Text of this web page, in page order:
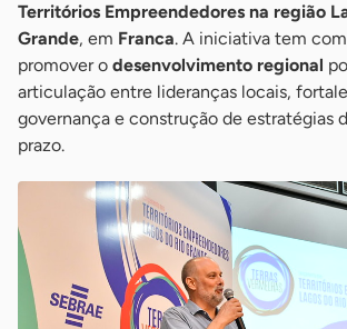
Territórios Empreendedores na região
Grande, em Franca. A iniciativa tem
promover o desenvolvimento regional
articulação entre lideranças locais,
governança e construção de estratégias
prazo.